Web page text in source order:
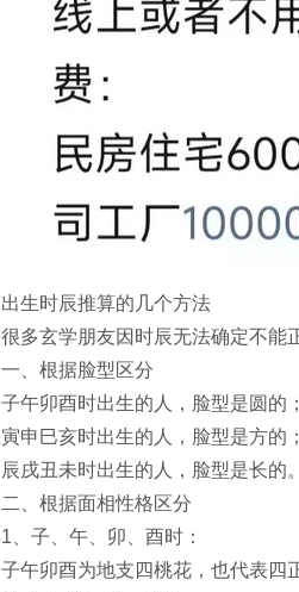
出生时辰推算的几个方法
很多玄学朋友因时辰无法确定不能
一、根据脸型区分
子午卯酉时出生的人，脸型是圆的；
寅申巳亥时出生的人，脸型是方的；
辰戌丑未时出生的人，脸型是长的。
二、根据面相性格区分
1、子、午、卯、酉时：
子午卯酉为地支四桃花，也代表四